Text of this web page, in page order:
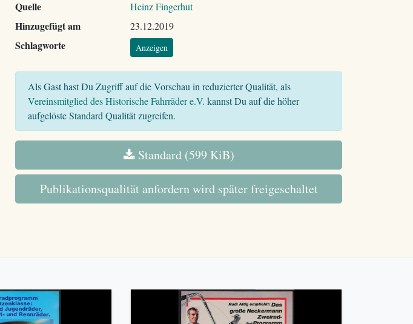
Quelle Heinz Fingerhut
Hinzugefügt am 23.12.2019
Schlagworte Anzeigen
Als Gast hast Du Zugriff auf die Vorschau in reduzierter Qualität, als
Vereinsmitglied des Historische Fahrräder e.V. kannst Du auf die höher
aufgelöste Standard Qualität zugreifen.
Standard (599 KiB)
Publikationsqualität anfordern wird später freigeschaltet